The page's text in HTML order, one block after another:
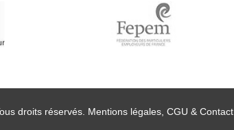
droits réservés. Mentions légales, CGU & Contact